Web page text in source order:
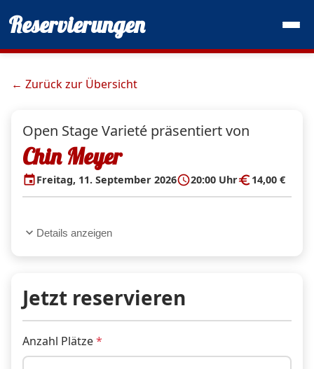
Reservierungen
← Zurück zur Übersicht
Open Stage Varieté präsentiert von
Chin Meyer
eventFreitag, 11. September 2026schedule20:00 Uhreuro14,00 €
expand_more Details anzeigen
Jetzt reservieren
Anzahl Plätze